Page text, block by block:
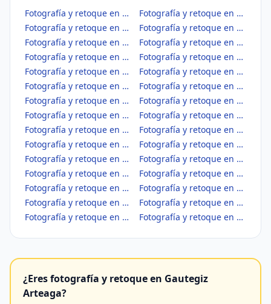
Fotografía y retoque en Abadiño
Fotografía y retoque en Abanto y Ciérvana-Abanto Zierbena
Fotografía y retoque en Ajangiz
Fotografía y retoque en Alonsotegi
Fotografía y retoque en Amorebieta-Etxano
Fotografía y retoque en Amoroto
Fotografía y retoque en Arakaldo
Fotografía y retoque en Arantzazu
Fotografía y retoque en Areatza
Fotografía y retoque en Arrankudiaga
Fotografía y retoque en Arratzu
Fotografía y retoque en Arrieta
Fotografía y retoque en Arrigorriaga
Fotografía y retoque en Artea
Fotografía y retoque en Artzentales
Fotografía y retoque en Atxondo
Fotografía y retoque en Aulesti
Fotografía y retoque en Bakio
Fotografía y retoque en Balmaseda
Fotografía y retoque en Barakaldo
Fotografía y retoque en Barrika
Fotografía y retoque en Basauri
Fotografía y retoque en Bedia
Fotografía y retoque en Berango
Fotografía y retoque en Bermeo
Fotografía y retoque en Berriatua
Fotografía y retoque en Berriz
Fotografía y retoque en Bilbao
Fotografía y retoque en Busturia
Fotografía y retoque en Derio
¿Eres fotografía y retoque en Gautegiz
Arteaga?